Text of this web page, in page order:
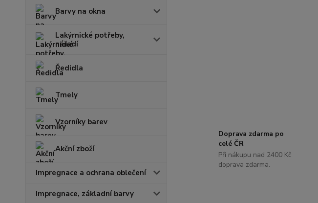
Barvy na okna
Lakýrnické potřeby,
nářadí
Ředidla
Tmely
Vzorníky barev
Akční zboží
Impregnace a ochrana oblečení
Impregnace, základní barvy
Doprava zdarma po
celé ČR
Při nákupu nad 2400 Kč
doprava zdarma.